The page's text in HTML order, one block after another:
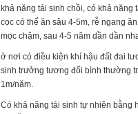
khả năng tái sinh chồi, có khả
cọc có thể ăn sâu 4-5m, rễ ngang
mọc chậm, sau 4-5 năm dần dần
ở nơi có điều kiện khí hậu đất đai
sinh trưởng tương đối bình thường
1m/năm.
Có khả năng tái sinh tự nhiên bằng